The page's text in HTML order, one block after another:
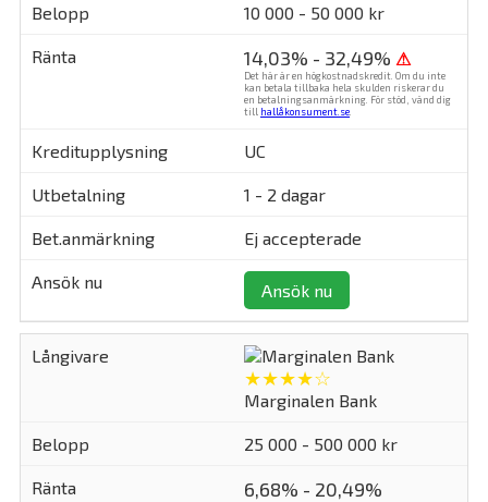
10 000 - 50 000 kr
14,03% - 32,49% ⚠
Det här är en högkostnadskredit. Om du inte
kan betala tillbaka hela skulden riskerar du
en betalningsanmärkning. För stöd, vänd dig
till hallåkonsument.se
UC
1 - 2 dagar
Ej accepterade
Ansök nu
★★★★☆
Marginalen Bank
25 000 - 500 000 kr
6,68% - 20,49%